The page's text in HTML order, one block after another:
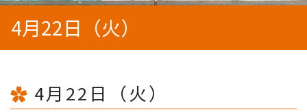
4月22日（火）
4月22日（火）